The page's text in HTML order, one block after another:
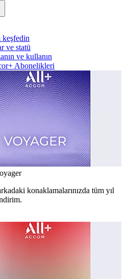
keşfedin
ve statü
ve kullanın
Abonelikleri
konaklamalarınızda tüm yıl